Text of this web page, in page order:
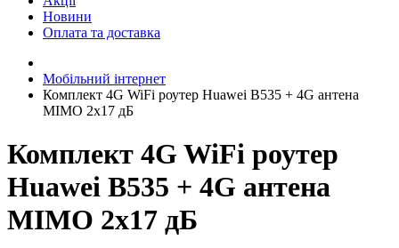
Новини
Оплата та доставка
Мобільний інтернет
Комплект 4G WiFi роутер Huawei B535 + 4G антена
MIMO 2х17 дБ
Комплект 4G WiFi роутер
Huawei B535 + 4G антена
MIMO 2х17 дБ